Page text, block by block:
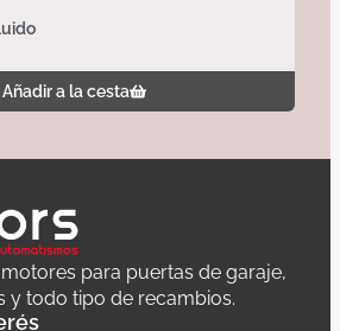
Añadir a la cesta
para puertas de garaje,
y todo tipo de recambios.